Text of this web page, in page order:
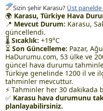
Sizin şehir Karasu? Üst
🌍 Karasu, Türkiye Hava
📍 Mevcut Durum: Karasu,
güncellendi.
🌡Sıcaklık: +19°C
⏳Son Güncelleme: Pazar,
HaDurumu.com, 53 ülke ve
güncel hava durumu
Türkiye genelinde 1200 il ve
tahminler mevcuttur.
⚡ Tahminler her 30 dakikada
✅ Karasu hava durumunu
planlayabilirsiniz.